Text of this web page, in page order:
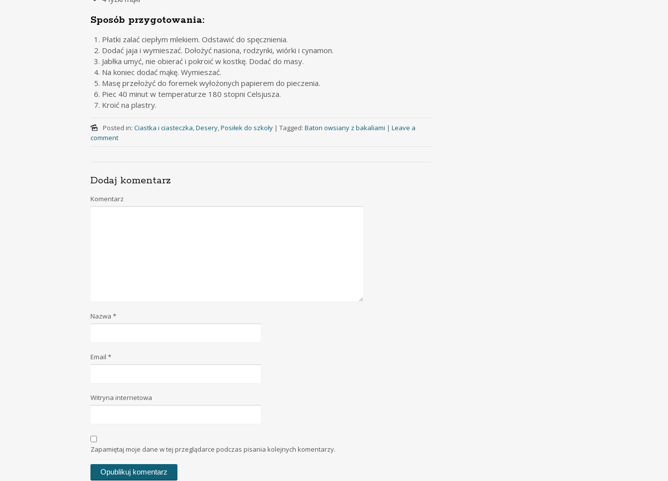
Sposób przygotowania:
Płatki zalać ciepłym mlekiem. Odstawić do spęcznienia.
Dodać jaja i wymieszać. Dołożyć nasiona, rodzynki, wiórki i cynamon.
Jabłka umyć, nie obierać i pokroić w kostkę. Dodać do masy.
Na koniec dodać mąkę. Wymieszać.
Masę przełożyć do foremek wyłożonych papierem do pieczenia.
Piec 40 minut w temperaturze 180 stopni Celsjusza.
Kroić na plastry.
Posted in: Ciastka i ciasteczka,Desery,Posiłek do szkoły | Tagged: Baton owsiany z bakaliami | Leave a
comment
Dodaj komentarz
Komentarz
Nazwa *
Email *
Witryna internetowa
Zapamiętaj moje dane w tej przeglądarce podczas pisania kolejnych komentarzy.